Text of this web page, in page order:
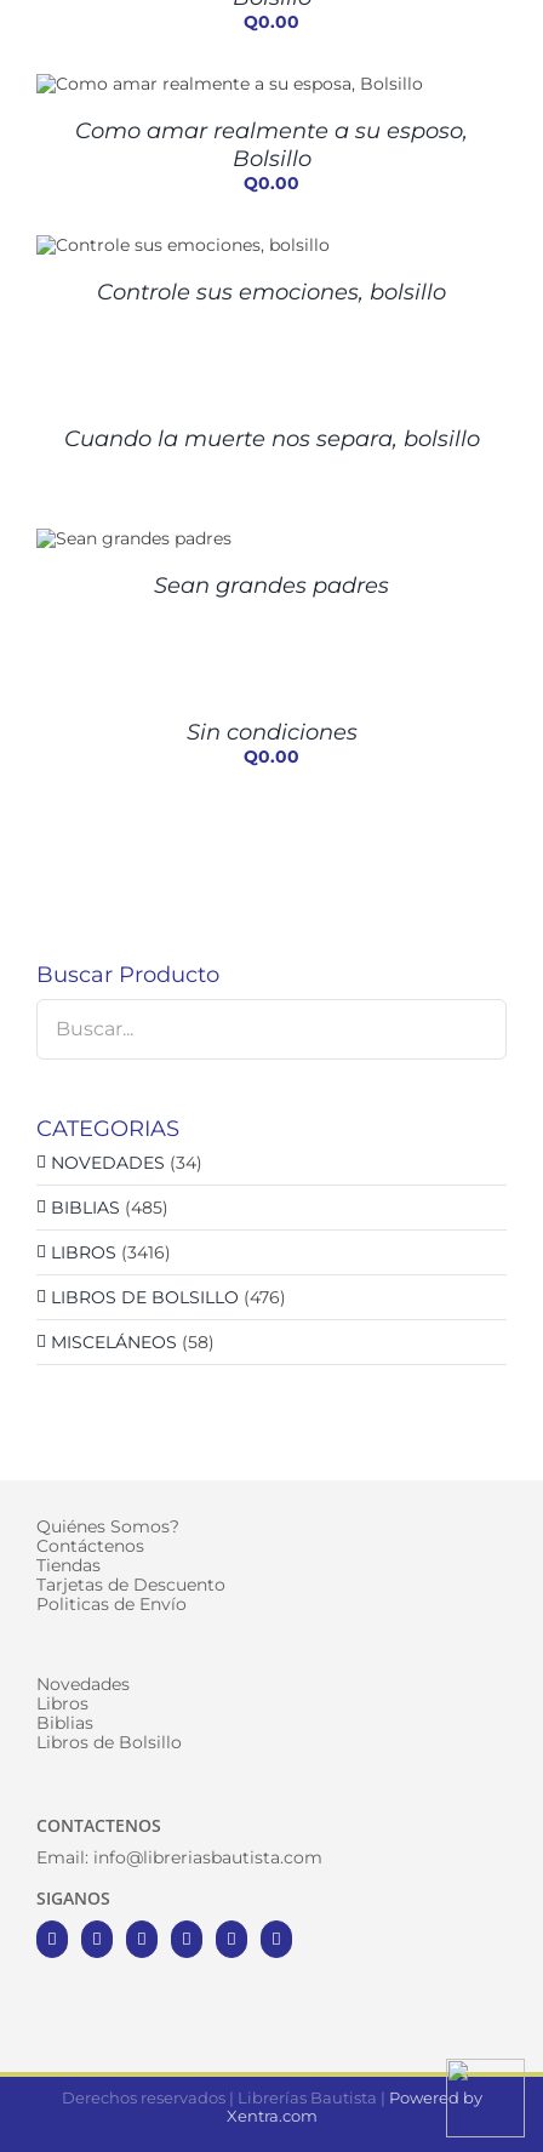
Q0.00
Como amar realmente a su esposo,
Bolsillo
Q0.00
Controle sus emociones, bolsillo
Cuando la muerte nos separa, bolsillo
Sean grandes padres
Sin condiciones
Q0.00
Buscar Producto
CATEGORIAS
NOVEDADES (34)
BIBLIAS (485)
LIBROS (3416)
LIBROS DE BOLSILLO (476)
MISCELÁNEOS (58)
Quiénes Somos?
Contáctenos
Tiendas
Tarjetas de Descuento
Politicas de Envío
Novedades
Libros
Biblias
Libros de Bolsillo
CONTACTENOS
Email: info@libreriasbautista.com
SIGANOS
Derechos reservados | Librerías Bautista | Powered by
Xentra.com